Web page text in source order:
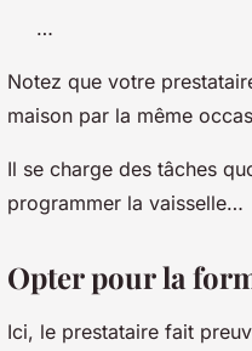
…
Notez que votre
maison par la même
Il se charge des tâches
programmer la vaisselle…
Opter pour la
Ici, le prestataire fait